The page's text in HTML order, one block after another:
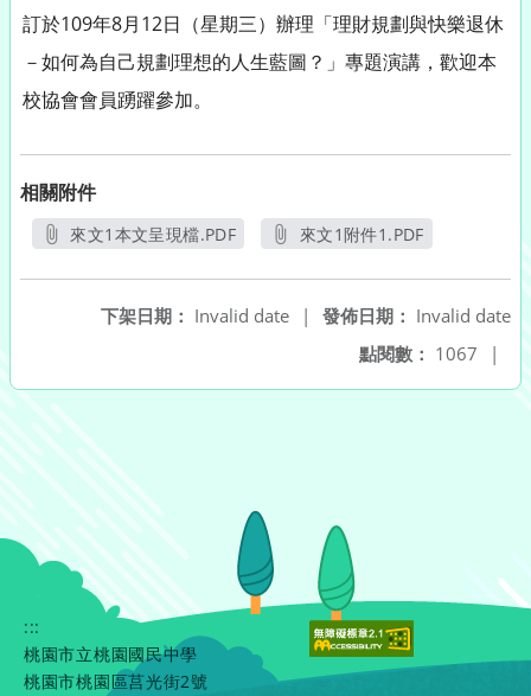
訂於109年8月12日（星期三）辦理「理財規劃與快樂退休
－如何為自己規劃理想的人生藍圖？」專題演講，歡迎本
校協會會員踴躍參加。
相關附件
來文1本文呈現檔.PDF
來文1附件1.PDF
發佈日期： Invalid date
下架日期： Invalid date
|
點閱數： 1067 |
:::
桃園市立桃園國民中學
桃園市桃園區莒光街2號